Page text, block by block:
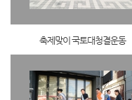
축제맞이 국토대청결운동